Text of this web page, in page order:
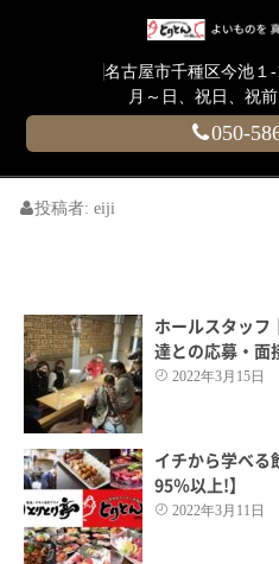
名古屋市千種区今池１
月～日、祝日、祝
050-
投稿者: eiji
ホールスタッフ
達との応募・面
2022年3月15日
イチから学べる
95％以上!】
2022年3月11日